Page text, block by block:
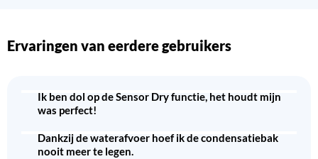
Ervaringen van eerdere gebruikers
Ik ben dol op de Sensor Dry functie, het houdt mijn
was perfect!
Dankzij de waterafvoer hoef ik de condensatiebak
nooit meer te legen.